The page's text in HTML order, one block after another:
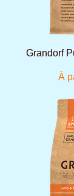
Grandorf
À